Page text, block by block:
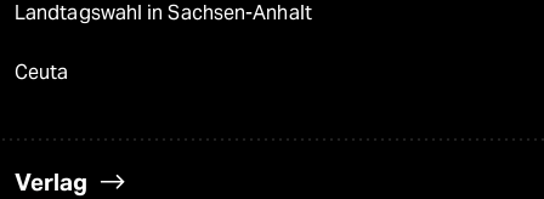
Landtagswahl in Sachsen-Anhalt
Ceuta
Verlag